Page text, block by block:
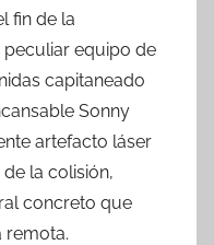
fin de la
peculiar equipo de
capitaneado
Sonny
artefacto láser
la colisión,
concreto que
remota.